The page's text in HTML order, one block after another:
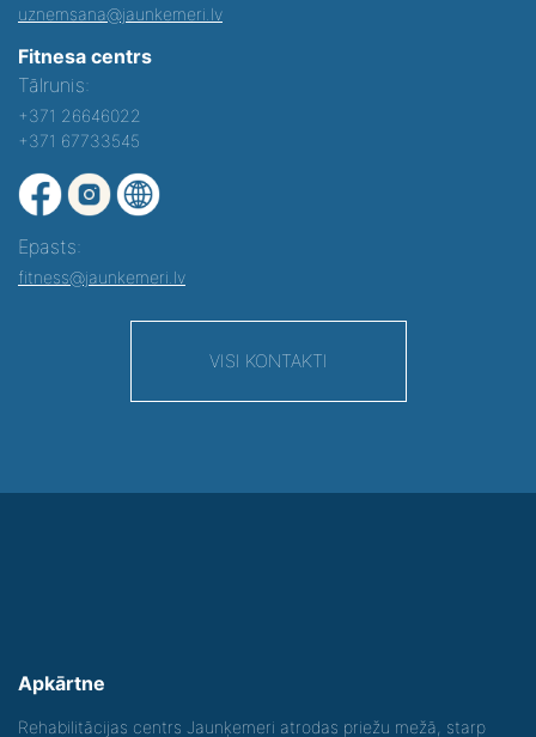
uznemsana@jaunkemeri.lv
Fitnesa centrs
Tālrunis:
+371 26646022
+371 67733545
Epasts:
fitness@jaunkemeri.lv
VISI KONTAKTI
Apkārtne
Rehabilitācijas centrs Jaunķemeri atrodas priežu mežā, starp